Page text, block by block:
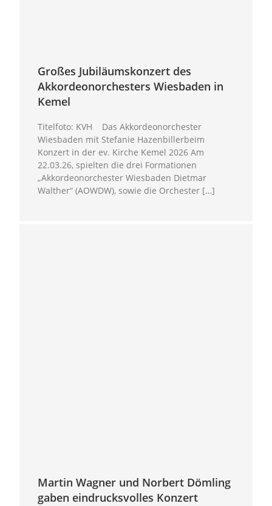
Großes Jubiläumskonzert des
Akkordeonorchesters Wiesbaden in
Kemel
Titelfoto: KVH Das Akkordeonorchester
Wiesbaden mit Stefanie Hazenbillerbeim
Konzert in der ev. Kirche Kemel 2026 Am
22.03.26, spielten die drei Formationen
„Akkordeonorchester Wiesbaden Dietmar
Walther“ (AOWDW), sowie die Orchester […]
Martin Wagner und Norbert Dömling
gaben eindrucksvolles Konzert